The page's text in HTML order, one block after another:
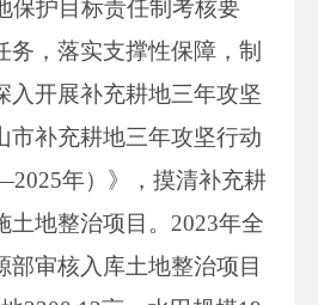
保护目标责任制考核要
务，落实支撑性保障，制
入开展补充耕地三年攻坚
市补充耕地三年攻坚行动
年）》，摸清补充耕
土地整治项目。2023年全
部审核入库土地整治项目